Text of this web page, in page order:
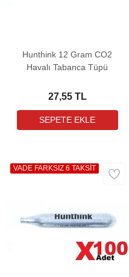
Hunthink 12 Gram CO2
Havalı Tabanca Tüpü
27,55 TL
VADE FARKSIZ 6 TAKSİT